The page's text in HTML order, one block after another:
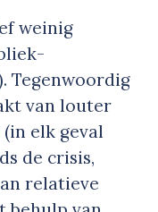
weinig
Tegenwoordig
van louter
elk geval
de crisis,
relatieve